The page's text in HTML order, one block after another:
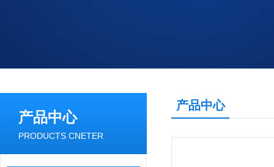
产品中心
PRODUCTS CNETER
产品中心